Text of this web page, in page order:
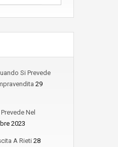
Si Prevede
29
Nel
2023
A Rieti28